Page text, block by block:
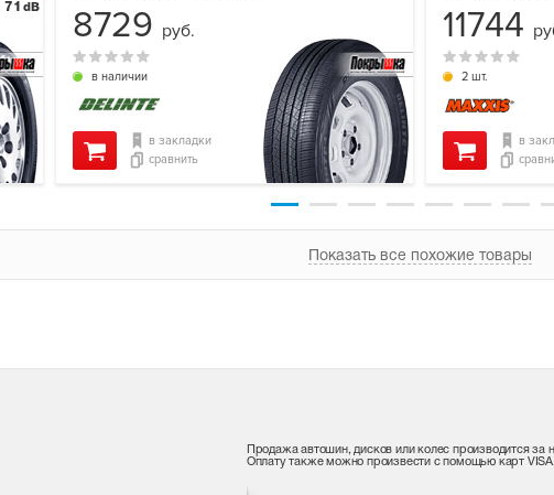
71 dB
в наличии
в закладки
сравнить
8729 руб.
2 шт.
в
11744
Показать все похожие товары
Продажа автошин, дисков или колес производится за
Оплату также можно произвести с помощью карт